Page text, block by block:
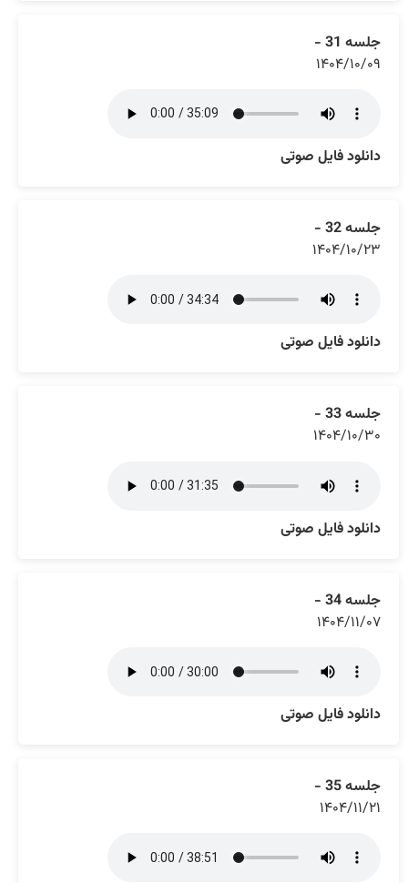
جلسه 31 -
۱۴۰۴/۱۰/۰۹
دانلود فایل صوتی
جلسه 32 -
۱۴۰۴/۱۰/۲۳
دانلود فایل صوتی
جلسه 33 -
۱۴۰۴/۱۰/۳۰
دانلود فایل صوتی
جلسه 34 -
۱۴۰۴/۱۱/۰۷
دانلود فایل صوتی
جلسه 35 -
۱۴۰۴/۱۱/۲۱